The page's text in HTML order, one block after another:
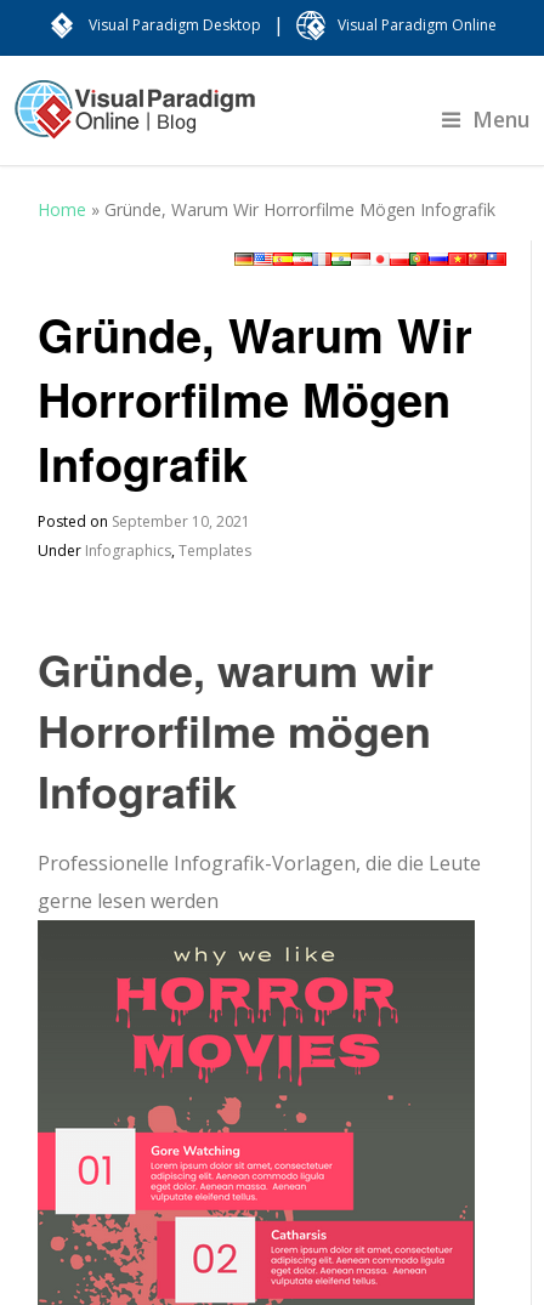
Visual Paradigm Desktop | Visual Paradigm Online
Menu
Home » Gründe, Warum Wir Horrorfilme Mögen Infografik
Gründe, Warum Wir
Horrorfilme Mögen
Infografik
Posted on September 10, 2021
Under Infographics,Templates
Gründe, warum wir
Horrorfilme mögen
Infografik
Professionelle Infografik-Vorlagen, die die Leute
gerne lesen werden